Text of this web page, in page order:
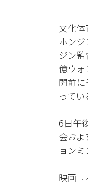
文化体
ホン
ジン
億ウォ
開前
ってい
6日午
会お
ョン
映画『